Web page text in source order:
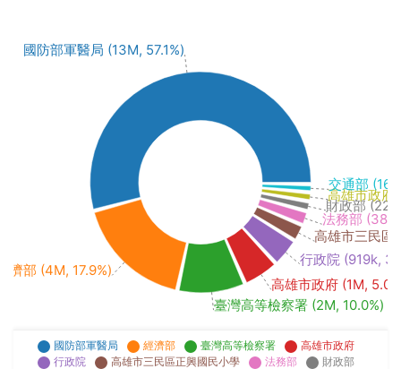
國防部軍醫局 (13M, 57.1%)
濟部 (4M, 17.9%)
臺灣高等檢察署 (2M, 10.0%)
高雄市政府 (1M,
行政院 (919k,
高雄市三民區
法務部
財政部
高雄市政府
交通部
國防部軍醫局 經濟部 臺灣高等檢察署
高雄市政府
行政院
高雄市三民區正興國民小學 法務部
財政部